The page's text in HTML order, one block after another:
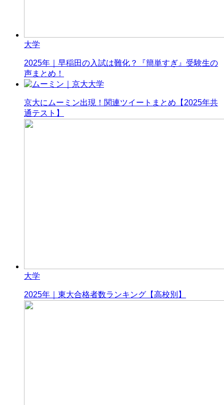
大学
2025年｜早稲田の入試は難化？『簡単すぎ』受験生の
声まとめ！
大学
京大にムーミン出現！関連ツイートまとめ【2025年共
通テスト】
大学
2025年｜東大合格者数ランキング【高校別】